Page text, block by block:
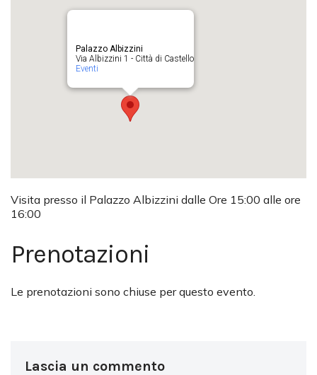
Palazzo Albizzini
Via Albizzini 1 - Città di Castello
Eventi
Visita presso il Palazzo Albizzini dalle Ore 15:00 alle ore
16:00
Prenotazioni
Le prenotazioni sono chiuse per questo evento.
Lascia un commento